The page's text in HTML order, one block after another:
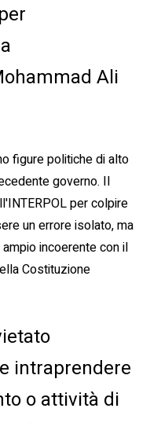
Ali
figure politiche di alto
governo. Il
per colpire
un errore isolato, ma
incoerente con il
Costituzione
intraprendere
o attività di